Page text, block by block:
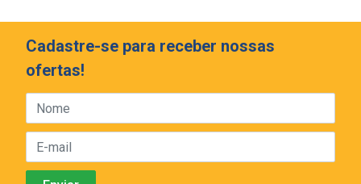
Cadastre-se para receber nossas
ofertas!